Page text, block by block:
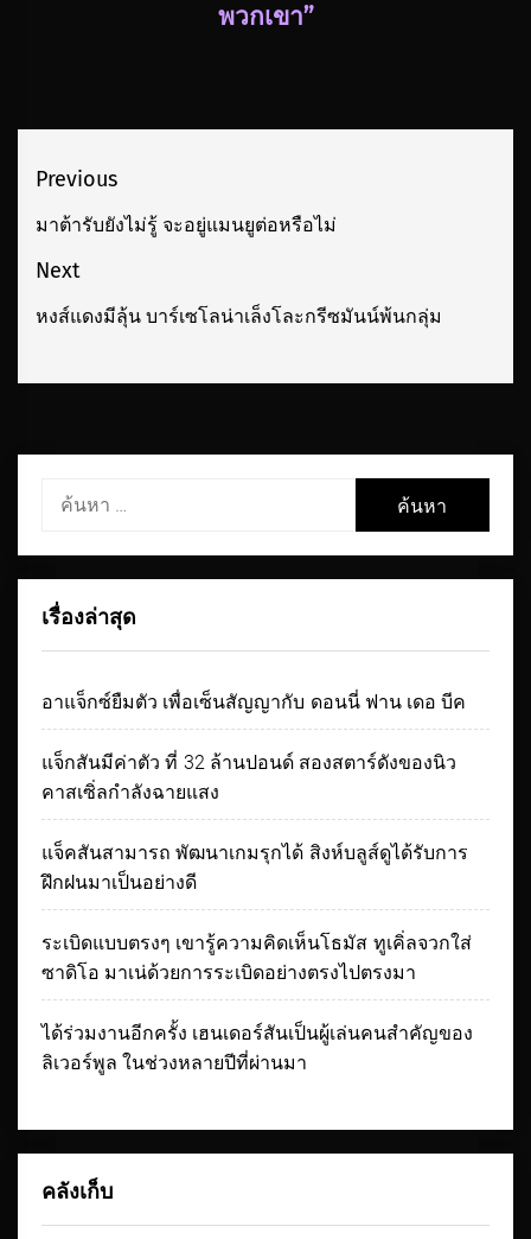
พวกเขา”
เมนู
นำทาง
เรื่อง
Previous
Previous
มาต้ารับยังไม่รู้ จะอยู่แมนยูต่อหรือไม่
Next
Next
หงส์แดงมีลุ้น บาร์เซโลน่าเล็งโละกรีซมันน์พ้นกลุ่ม
ค้นหา
เรื่องล่าสุด
อาแจ็กซ์ยืมตัว เพื่อเซ็นสัญญากับ ดอนนี่ ฟาน เดอ บีค
แจ็กสันมีค่าตัว ที่ 32 ล้านปอนด์ สองสตาร์ดังของนิว
คาสเซิ่ลกำลังฉายแสง
แจ็คสันสามารถ พัฒนาเกมรุกได้ สิงห์บลูส์ดูได้รับการ
ฝึกฝนมาเป็นอย่างดี
ระเบิดแบบตรงๆ เขารู้ความคิดเห็นโธมัส ทูเคิ่ลจวกใส่
ซาดิโอ มาเน่ด้วยการระเบิดอย่างตรงไปตรงมา
ได้ร่วมงานอีกครั้ง เฮนเดอร์สันเป็นผู้เล่นคนสำคัญของ
ลิเวอร์พูล ในช่วงหลายปีที่ผ่านมา
คลังเก็บ